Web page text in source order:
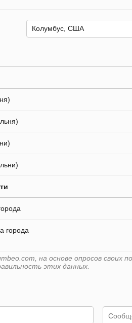
города
на основе опросов своих
этих данных.